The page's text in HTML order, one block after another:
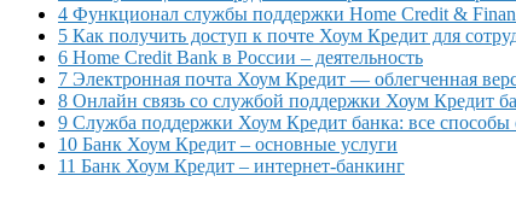
4 Функционал службы поддержки Home Credit &
5 Как получить доступ к почте Хоум Кредит для
6 Home Credit Bank в России – деятельность
7 Электронная почта Хоум Кредит — облегченная
8 Онлайн связь со службой поддержки Хоум Кредит
9 Служба поддержки Хоум Кредит банка: все способы
10 Банк Хоум Кредит – основные услуги
11 Банк Хоум Кредит – интернет-банкинг